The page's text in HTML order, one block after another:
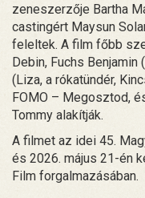
zeneszerzője Bartha
castingért Maysun
feleltek. A film főbb
Debin, Fuchs Benjamin
(Liza, a rókatündér,
FOMO – Megosztod,
Tommy alakítják.
A filmet az idei 45.
és 2026. május 21-én
Film forgalmazásában.